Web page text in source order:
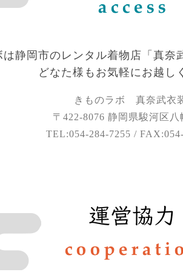
静岡市のレンタル着物店「真奈
どなた様もお気軽にお越し
きものラボ 真奈武衣
〒422-8076 静岡県駿河区八
TEL:054-284-7255 /